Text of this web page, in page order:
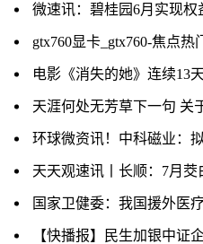
gtx760显卡_gtx760-焦点热门